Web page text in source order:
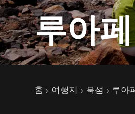
루아
현재 페이지
홈 여행지 북섬 루아